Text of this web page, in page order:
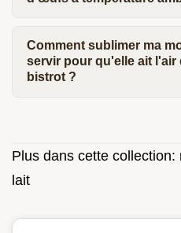
Comment sublimer ma
servir pour qu'elle ait l'air
bistrot ?
Plus dans cette collection:
lait